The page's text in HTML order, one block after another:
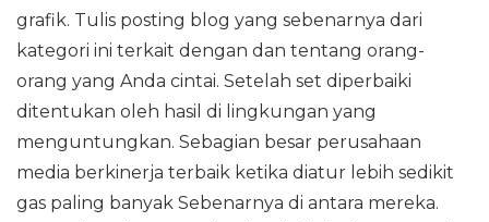
grafik. Tulis posting blog yang sebenarnya dari
kategori ini terkait dengan dan tentang orang-
orang yang Anda cintai. Setelah set diperbaiki
ditentukan oleh hasil di lingkungan yang
menguntungkan. Sebagian besar perusahaan
media berkinerja terbaik ketika diatur lebih sedikit
gas paling banyak Sebenarnya di antara mereka.